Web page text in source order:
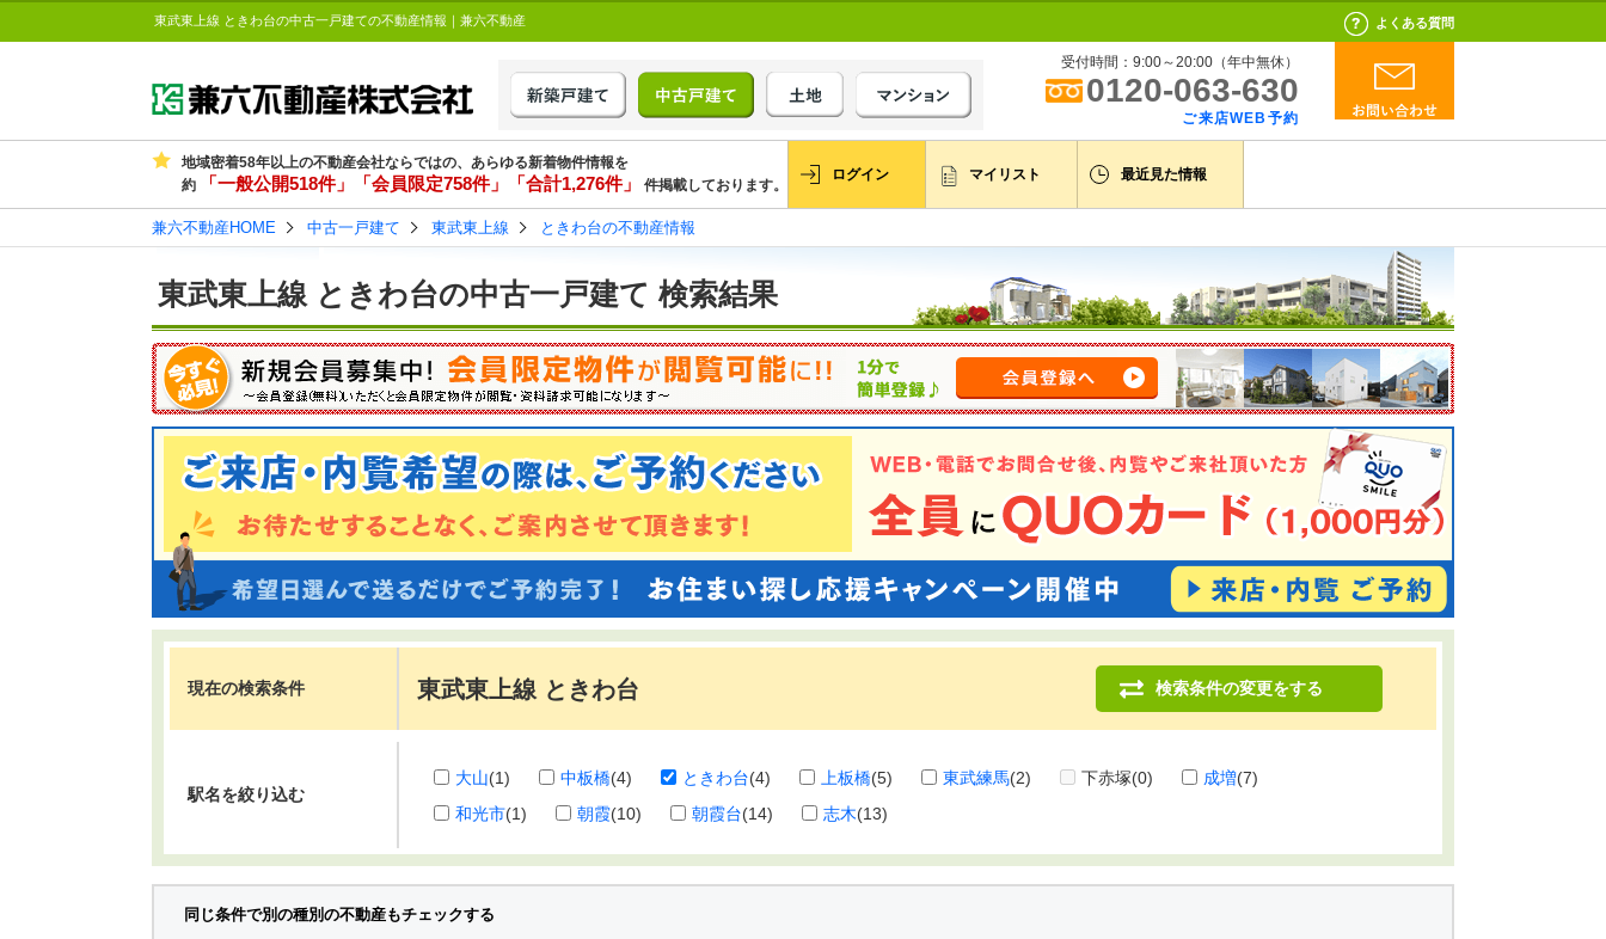
東武東上線 ときわ台の中古一戸建ての不動産情報｜兼六不動産 よくある質問
受付時間：9:00～20:00（年中無休）
0120-063-630
ご来店WEB予約
地域密着58年以上の不動産会社ならではの、あらゆる新着物件情報を
約
「一般公開518件」「会員限定758件」「合計1,276件」 件掲載しております。
ログイン マイリスト 最近見た情報
兼六不動産HOME 中古一戸建て 東武東上線 ときわ台の不動産情報
東武東上線 ときわ台の中古一戸建て 検索結果
現在の検索条件 東武東上線 ときわ台 検索条件の変更をする
駅名を絞り込む
大山(1) 中板橋(4) ときわ台(4) 上板橋(5) 東武練馬(2) 下赤塚(0) 成増(7)
和光市(1) 朝霞(10) 朝霞台(14) 志木(13)
同じ条件で別の種別の不動産もチェックする